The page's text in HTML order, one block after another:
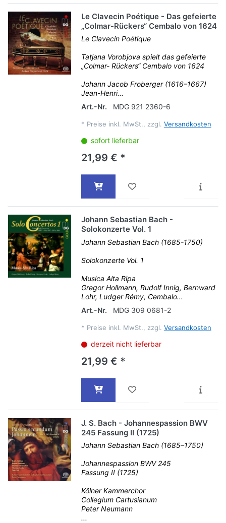
Le Clavecin Poétique - Das gefeierte
„Colmar-Rückers“ Cembalo von 1624
Le Clavecin Poétique
Tatjana Vorobjova spielt das gefeierte
„Colmar- Rückers“ Cembalo von 1624
Johann Jacob Froberger (1616–1667)
Jean-Henri...
Art.-Nr.
MDG 921 2360-6
* Preise inkl. MwSt., zzgl. Versandkosten
sofort lieferbar
21,99 € *
Johann Sebastian Bach -
Solokonzerte Vol. 1
Johann Sebastian Bach (1685-1750)
Solokonzerte Vol. 1
Musica Alta Ripa
Gregor Hollmann, Rudolf Innig, Bernward
Lohr, Ludger Rémy, Cembalo...
Art.-Nr.
MDG 309 0681-2
* Preise inkl. MwSt., zzgl. Versandkosten
derzeit nicht lieferbar
21,99 € *
J. S. Bach - Johannespassion BWV
245 Fassung II (1725)
Johann Sebastian Bach (1685–1750)
Johannespassion BWV 245
Fassung II (1725)
Kölner Kammerchor
Collegium Cartusianum
Peter Neumann
...